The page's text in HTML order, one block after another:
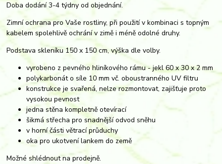
Doba dodání 3-4 týdny od objednání.
Zimní ochrana pro Vaše rostliny, při použití v kombinaci s topným
kabelem spolehlivě ochrání v zimě i méně odolné druhy.
Podstava skleníku 150 x 150 cm, výška dle volby.
vyrobeno z pevného hliníkového rámu - jekl 60 x 30 x 2 mm
polykarbonát o síle 10 mm vč. oboustranného UV filtru
konstrukce je svařená, nelze rozmontovat, zajišťuje proto
vysokou pevnost
jedna stěna kompletně otevírací
šikmá střecha pro snadnější odvod sněhu
v horní části větrací průduchy
oka pro ukotvení lankem do země
Možné shlédnout na prodejně.